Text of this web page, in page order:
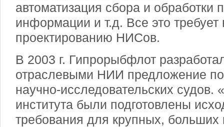
автоматизация сбора и обработки
информации и т.д. Все это требует
проектированию НИСов.
В 2003 г. Гипрорыбфлот
отраслевыми НИИ предложение по
научно-исследовательских судов.
института были подготовлены
требования для крупных, больших